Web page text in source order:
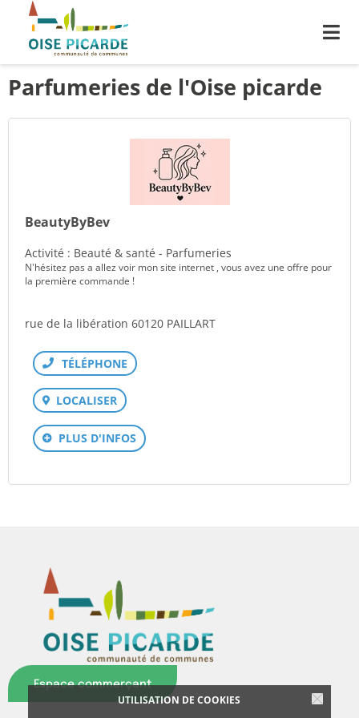
UTILISATION DE COOKIES
Parfumeries de l'Oise picarde
BeautyByBev
Activité : Beauté & santé - Parfumeries
N'hésitez pas a allez voir mon site internet , vous avez une offre pour
la première commande !
rue de la libération 60120 PAILLART
Téléphone
LOCALISER
PLUS D'INFOS
Espace commerçant